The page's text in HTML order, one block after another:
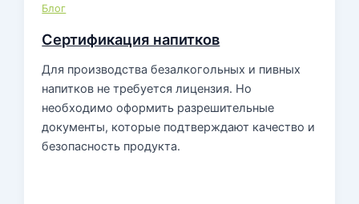
Блог
Сертификация напитков
Для производства безалкогольных и пивных
напитков не требуется лицензия. Но
необходимо оформить разрешительные
документы, которые подтверждают качество и
безопасность продукта.